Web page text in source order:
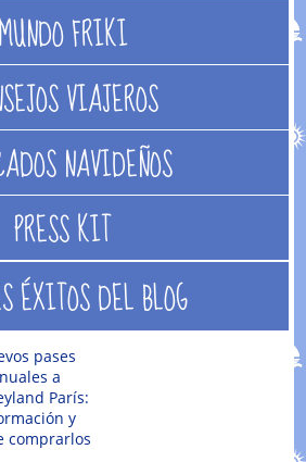
MUNDO FRIKI
VIAJEROS
NAVIDEÑOS
PRESS KIT
ÉXITOS DEL BLOG
pases
a
París:
y
comprarlos